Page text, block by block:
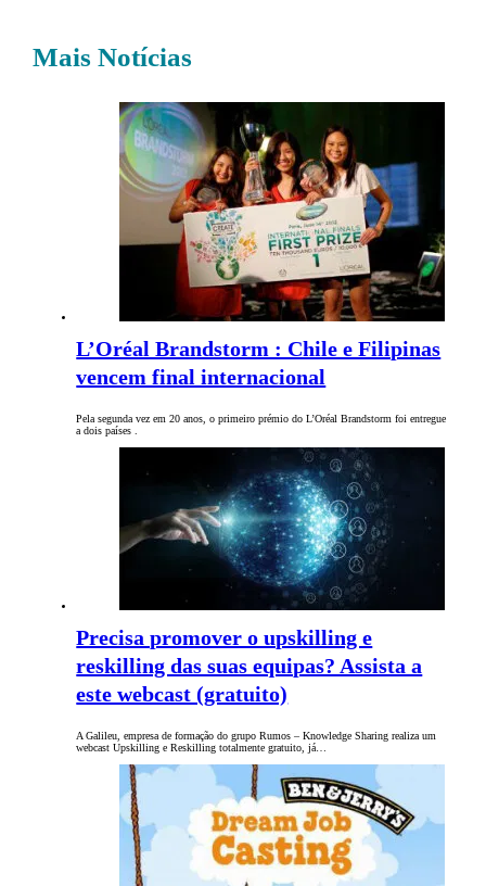
Mais Notícias
L’Oréal Brandstorm : Chile e Filipinas
vencem final internacional
Pela segunda vez em 20 anos, o primeiro prémio do L’Oréal Brandstorm foi entregue
a dois países .
Precisa promover o upskilling e
reskilling das suas equipas? Assista a
este webcast (gratuito)
A Galileu, empresa de formação do grupo Rumos – Knowledge Sharing realiza um
webcast Upskilling e Reskilling totalmente gratuito, já…